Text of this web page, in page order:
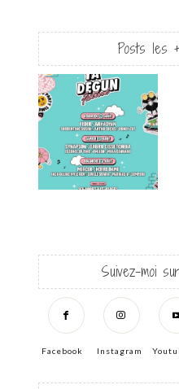
Posts les
Suivez-moi
Facebook Instagram